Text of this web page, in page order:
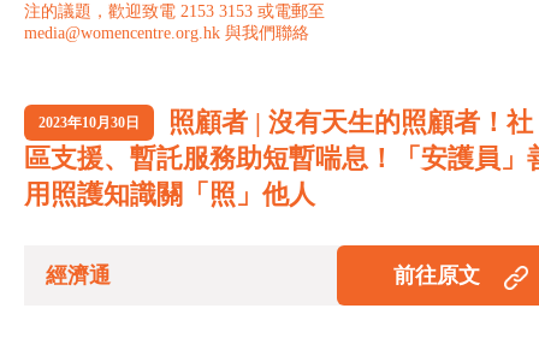
注的議題，歡迎致電 2153 3153 或電郵至
media@womencentre.org.hk 與我們聯絡
2023年10月30日
照顧者 | 沒有天生的照顧者！社
區支援、暫託服務助短暫喘息！「安護員」
用照護知識關「照」他人
經濟通 前往原文